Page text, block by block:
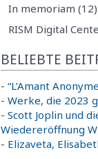
In memoriam (12)
RISM Digital
BELIEBTE
- “L’Amant
- Werke, die 2023
- Scott Joplin und
Wiedereröffnung
- Elizaveta,